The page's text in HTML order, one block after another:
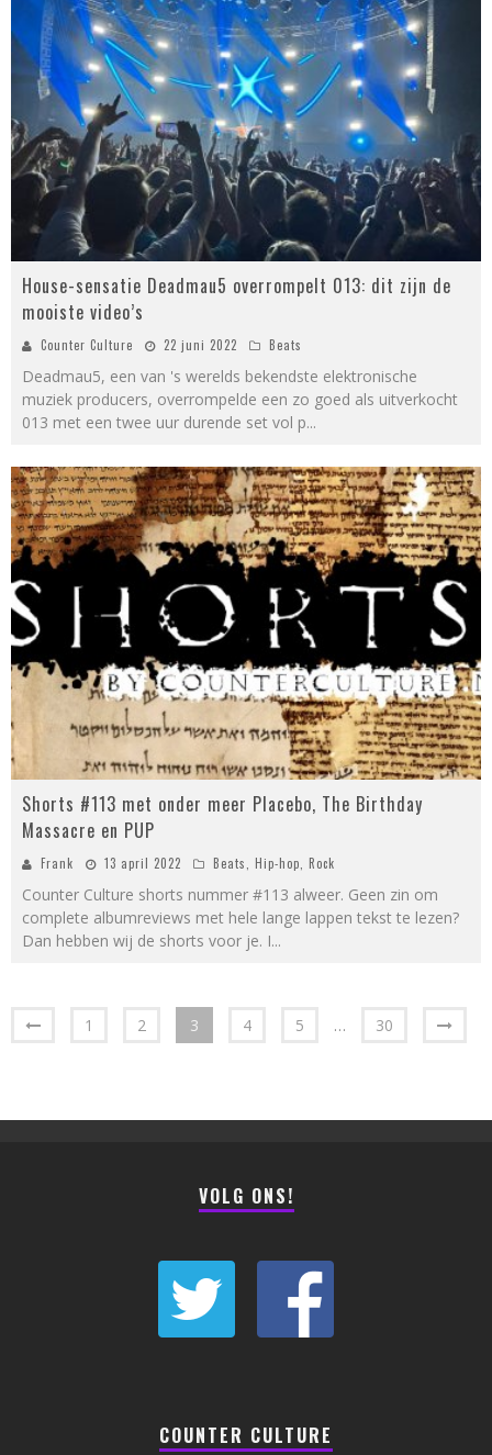
House-sensatie Deadmau5 overrompelt 013: dit zijn de
mooiste video’s
Counter Culture 22 juni 2022 Beats
Deadmau5, een van 's werelds bekendste elektronische
muziek producers, overrompelde een zo goed als uitverkocht
013 met een twee uur durende set vol p...
Shorts #113 met onder meer Placebo, The Birthday
Massacre en PUP
Frank 13 april 2022 Beats Hip-hop Rock
Counter Culture shorts nummer #113 alweer. Geen zin om
complete albumreviews met hele lange lappen tekst te lezen?
Dan hebben wij de shorts voor je. I...
1 2 3 4 5 … 30
VOLG ONS!
COUNTER CULTURE